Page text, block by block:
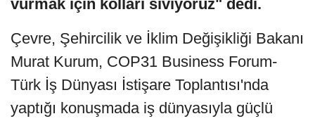
vurmak için kolları sıvıyoruz" dedi.
Çevre, Şehircilik ve İklim Değişikliği Bakanı
Murat Kurum, COP31 Business Forum-
Türk İş Dünyası İstişare Toplantısı'nda
yaptığı konuşmada iş dünyasıyla güçlü